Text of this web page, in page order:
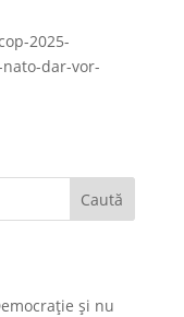
2025-
dar-vor-
Caută
și nu